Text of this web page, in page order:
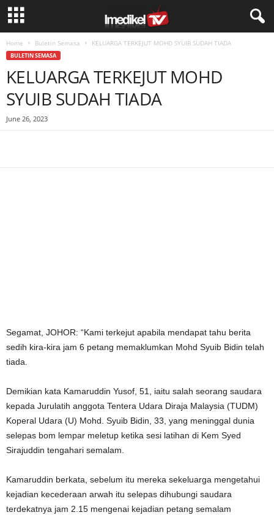
Home Buletin Semasa KELUARGA TERKEJUT MOHD SYUIB SUDAH TIADA
BULETIN SEMASA
KELUARGA TERKEJUT MOHD
SYUIB SUDAH TIADA
June 26, 2023
Segamat, JOHOR: “Kami terkejut apabila mendapat tahu berita
sedih kira-kira jam 6 petang memaklumkan Mohd Syuib Bidin telah
tiada.
Demikian kata Kamaruddin Yusof, 51, iaitu salah seorang saudara
kepada Jurulatih anggota Tentera Udara Diraja Malaysia (TUDM)
Koperal Udara (U) Mohd. Syuib Bidin, 33, yang meninggal dunia
selepas bom lempar meletup ketika sesi latihan di Kem Syed
Sirajuddin tengahari semalam.
Kamaruddin berkata, sebelum itu mereka sekeluarga mengetahui
kejadian kecederaan arwah itu selepas dihubungi saudara
terdekatnya jam 2.15 mengenai kejadian petang semalam